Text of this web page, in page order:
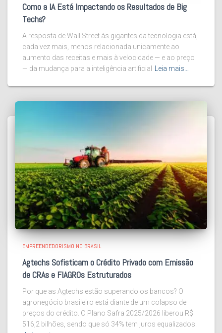
Como a IA Está Impactando os Resultados de Big
Techs?
A resposta de Wall Street às gigantes da tecnologia está,
cada vez mais, menos relacionada unicamente ao
aumento das receitas e mais à velocidade — e ao preço
— da mudança para a inteligência artificial
Leia mais…
EMPREENDEDORISMO NO BRASIL
Agtechs Sofisticam o Crédito Privado com Emissão
de CRAs e FIAGROs Estruturados
Por que as Agtechs estão superando os bancos? O
agronegócio brasileiro está diante de um colapso de
preços do crédito. O Plano Safra 2025/2026 liberou R$
516,2 bilhões, sendo que só 34% tem juros equalizados.